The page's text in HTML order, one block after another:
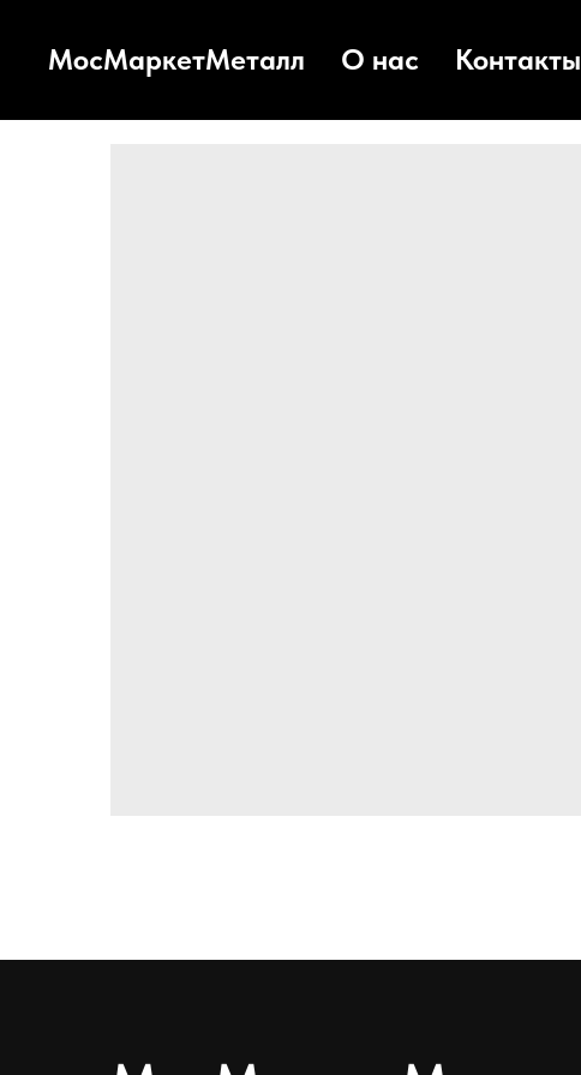
МосМаркетМеталл О нас Контакты